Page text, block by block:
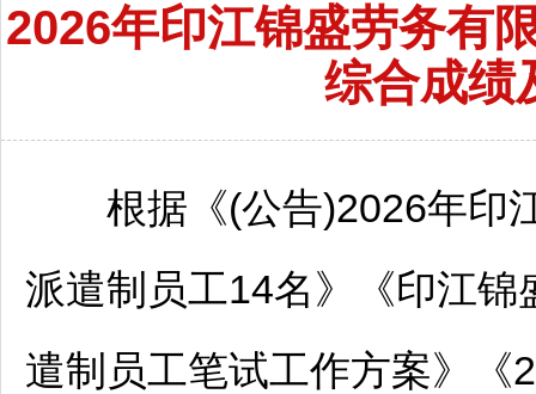
2026年印江锦盛劳务有
综合成绩
根据《(公告)2026年印
派遣制员工14名》《印江锦
遣制员工笔试工作方案》《